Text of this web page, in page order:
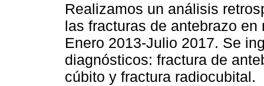
Realizamos un análisis
las fracturas de antebrazo
Enero 2013-Julio 2017. Se
diagnósticos: fractura de
cúbito y fractura radiocubital.